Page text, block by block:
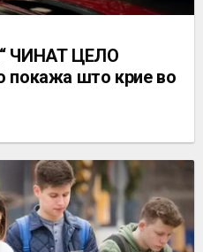
ЧИНАТ ЦЕЛО
што крие во